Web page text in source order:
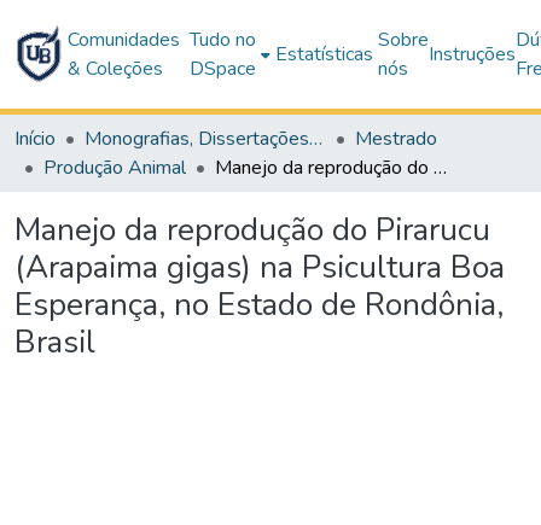
Comunidades
& Coleções
Tudo no
DSpace
Estatísticas
Sobre
nós
Instruções
Início Monografias, Dissertações e Teses
Mestrado
Produção Animal
Manejo da reprodução do Pirarucu (Arapaima gigas) na Psicultura Boa Esperança, no Estado de Rondônia, Brasil
Manejo da reprodução do Pirarucu
(Arapaima gigas) na Psicultura Boa
Esperança, no Estado de Rondônia,
Brasil